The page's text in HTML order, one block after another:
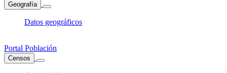
Geografía
Datos geográficos
Portal Población
Censos